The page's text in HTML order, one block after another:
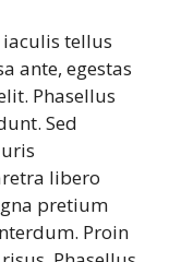
tellus
ante, egestas
Phasellus
Sed
libero
pretium
Proin